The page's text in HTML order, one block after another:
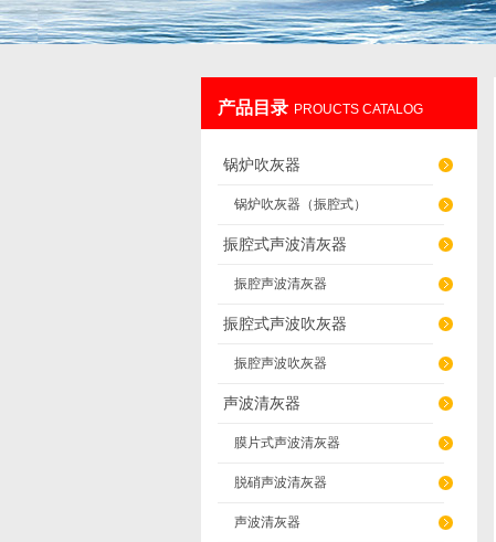
产品目录 PROUCTS CATALOG
锅炉吹灰器
锅炉吹灰器（振腔式）
振腔式声波清灰器
振腔声波清灰器
振腔式声波吹灰器
振腔声波吹灰器
声波清灰器
膜片式声波清灰器
脱硝声波清灰器
声波清灰器